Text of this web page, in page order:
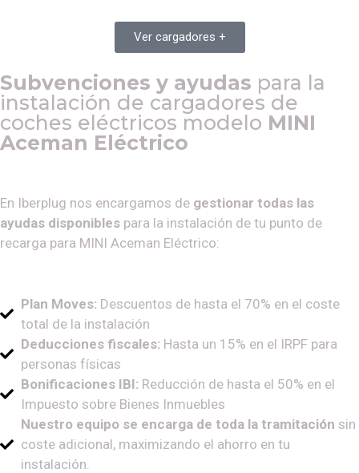
Ver cargadores +
Subvenciones y ayudas para la
instalación de cargadores de
coches eléctricos modelo MINI
Aceman Eléctrico
En Iberplug nos encargamos de gestionar todas las
ayudas disponibles para la instalación de tu punto de
recarga para MINI Aceman Eléctrico:
Plan Moves: Descuentos de hasta el 70% en el coste
total de la instalación
Deducciones fiscales: Hasta un 15% en el IRPF para
personas físicas
Bonificaciones IBI: Reducción de hasta el 50% en el
Impuesto sobre Bienes Inmuebles
Nuestro equipo se encarga de toda la tramitación sin
coste adicional, maximizando el ahorro en tu
instalación.